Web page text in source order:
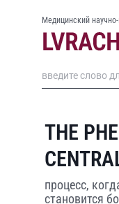
Медицинский
THE
процесс,
становится